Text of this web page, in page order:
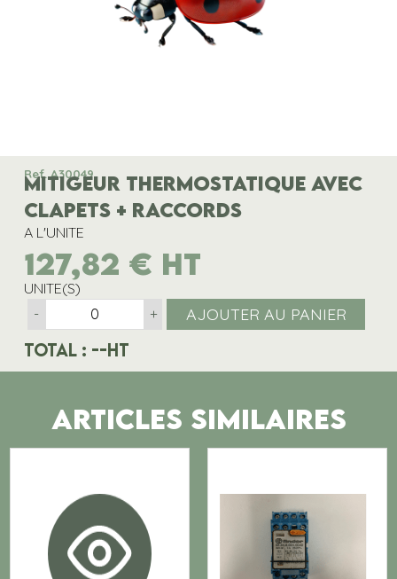
Ref. A30049
MITIGEUR THERMOSTATIQUE AVEC
CLAPETS + RACCORDS
A L'UNITE
127,82 € HT
UNITE(S)
-
+ AJOUTER AU PANIER
Total : --HT
ARTICLES SIMILAIRES